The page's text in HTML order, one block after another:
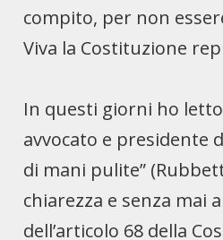
compito, per non
Viva la Costituzione
In questi giorni ho
avvocato e presidente
di mani pulite”
chiarezza e senza
dell’articolo 68 della